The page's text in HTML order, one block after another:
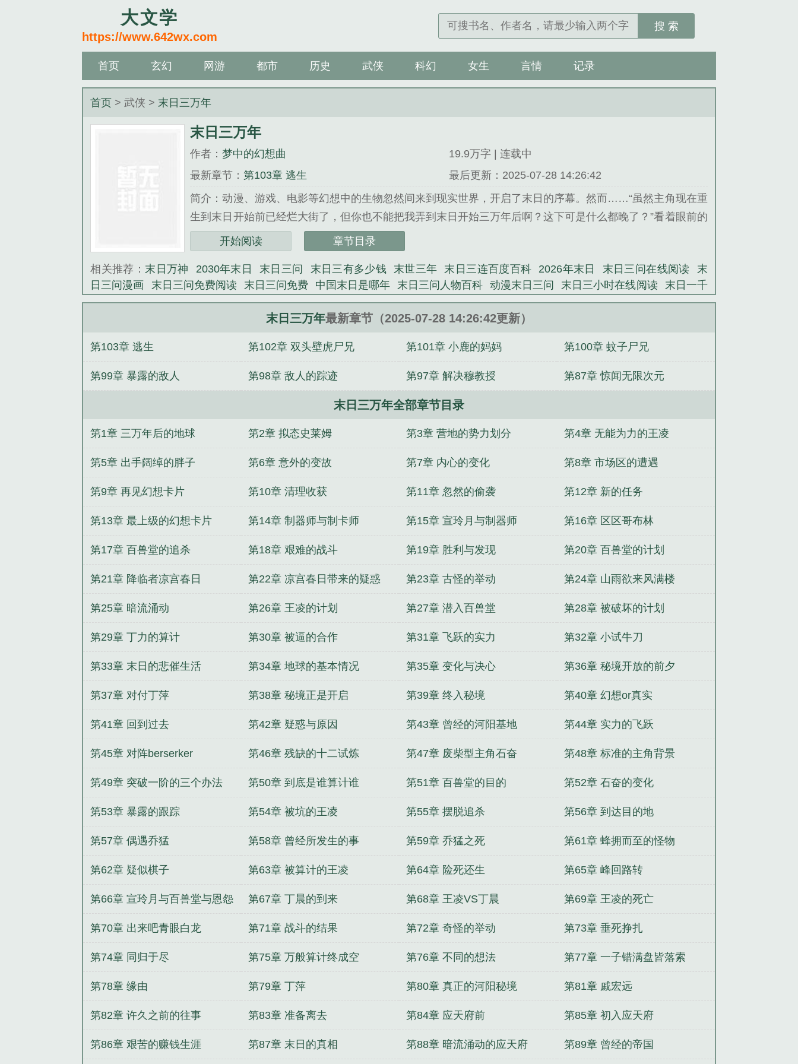
大文学
https://www.642wx.com
搜 索
首页 玄幻 网游 都市 历史 武侠 科幻 女生 言情 记录
首页 > 武侠 >末日三万年
末日三万年
作者：梦中的幻想曲
19.9万字 | 连载中
最新章节：第103章 逃生
最后更新：2025-07-28 14:26:42
简介：动漫、游戏、电影等幻想中的生物忽然间来到现实世界，开启了末日的序幕。然而……“虽然主角现在重
生到末日开始前已经烂大街了，但你也不能把我弄到末日开始三万年后啊？这下可是什么都晚了？”看着眼前的
光幕，王凌是久久无语。...
《末日三万年》是梦中的幻想曲精心创作的武侠类小说。
开始阅读 章节目录
相关推荐：末日万神 2030年末日 末日三问 末日三有多少钱 末世三年 末日三连百度百科 2026年末日 末日三问在线阅读
末
日三问漫画
末日三问免费阅读 末日三问免费 中国末日是哪年 末日三问人物百科 动漫末日三问 末日三小时在线阅读
末日一千
年 2012年末日 2027年是末日吗 末日三问百科 末日三问哔哩哔哩 末日三周年庆攻略 末日三问在线播放第一季 末日之三 末
末日三是什么 末日三问百度百科 末日三日 末日三能赚多少 末日三问漫画完结了吗
日3周年 末日三cd 末日三问在线播放 末日三问的叫什么 2035年末日 2000年末日 2022年是末日吗 末日三问书 末日一千年完
末日三万年最新章节（2025-07-28 14:26:42更新）
第103章 逃生 第102章 双头壁虎尸兄 第101章 小鹿的妈妈 第100章 蚊子尸兄
第99章 暴露的敌人 第98章 敌人的踪迹 第97章 解决穆教授 第87章 惊闻无限次元
末日三万年全部章节目录
第1章 三万年后的地球 第2章 拟态史莱姆 第3章 营地的势力划分 第4章 无能为力的王凌
第5章 出手阔绰的胖子 第6章 意外的变故 第7章 内心的变化 第8章 市场区的遭遇
第9章 再见幻想卡片 第10章 清理收获 第11章 忽然的偷袭 第12章 新的任务
第13章 最上级的幻想卡片 第14章 制器师与制卡师 第15章 宣玲月与制器师 第16章 区区哥布林
第17章 百兽堂的追杀 第18章 艰难的战斗 第19章 胜利与发现 第20章 百兽堂的计划
第21章 降临者凉宫春日 第22章 凉宫春日带来的疑惑 第23章 古怪的举动 第24章 山雨欲来风满楼
第25章 暗流涌动 第26章 王凌的计划 第27章 潜入百兽堂 第28章 被破坏的计划
第29章 丁力的算计 第30章 被逼的合作 第31章 飞跃的实力 第32章 小试牛刀
第33章 末日的悲催生活 第34章 地球的基本情况 第35章 变化与决心 第36章 秘境开放的前夕
第37章 对付丁萍 第38章 秘境正是开启 第39章 终入秘境 第40章 幻想or真实
第41章 回到过去 第42章 疑惑与原因 第43章 曾经的河阳基地 第44章 实力的飞跃
第45章 对阵berserker 第46章 残缺的十二试炼 第47章 废柴型主角石奋 第48章 标准的主角背景
第49章 突破一阶的三个办法 第50章 到底是谁算计谁 第51章 百兽堂的目的 第52章 石奋的变化
第53章 暴露的跟踪 第54章 被坑的王凌 第55章 摆脱追杀 第56章 到达目的地
第57章 偶遇乔猛 第58章 曾经所发生的事 第59章 乔猛之死 第61章 蜂拥而至的怪物
第62章 疑似棋子 第63章 被算计的王凌 第64章 险死还生 第65章 峰回路转
第66章 宣玲月与百兽堂与恩怨 第67章 丁晨的到来 第68章 王凌VS丁晨 第69章 王凌的死亡
第70章 出来吧青眼白龙 第71章 战斗的结果 第72章 奇怪的举动 第73章 垂死挣扎
第74章 同归于尽 第75章 万般算计终成空 第76章 不同的想法 第77章 一子错满盘皆落索
第78章 缘由 第79章 丁萍 第80章 真正的河阳秘境 第81章 戚宏远
第82章 许久之前的往事 第83章 准备离去 第84章 应天府前 第85章 初入应天府
第86章 艰苦的赚钱生涯 第87章 末日的真相 第88章 暗流涌动的应天府 第89章 曾经的帝国